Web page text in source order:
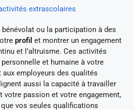
extrascolaires
ou la participation à des
profil et montrer un engagement
et l’altruisme. Ces activités
et humaine à votre
employeurs des qualités
aussi la capacité à travailler
votre passion et votre engagement,
vos seules qualifications